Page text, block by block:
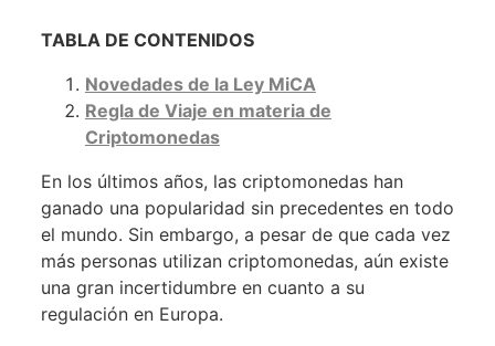
TABLA DE CONTENIDOS
Novedades de la Ley MiCA
Regla de Viaje en materia de
Criptomonedas
En los últimos años, las criptomonedas han
ganado una popularidad sin precedentes en todo
el mundo. Sin embargo, a pesar de que cada vez
más personas utilizan criptomonedas, aún existe
una gran incertidumbre en cuanto a su
regulación en Europa.